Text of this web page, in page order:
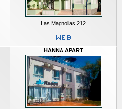
Las Magnolias 212
HANNA APART